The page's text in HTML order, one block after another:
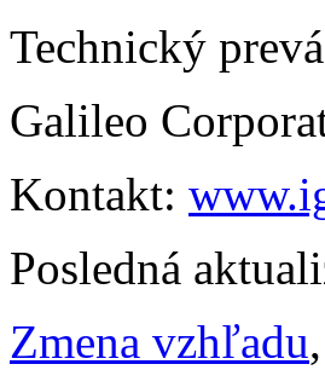
Technický
Galileo
Kontakt:
Posledná
Zmena vzhľadu,